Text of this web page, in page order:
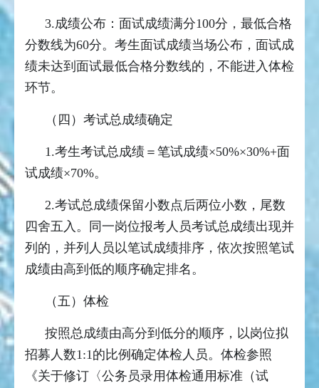
3.成绩公布：面试成绩满分100分，最低合格
分数线为60分。考生面试成绩当场公布，面试成
绩未达到面试最低合格分数线的，不能进入体检
环节。
（四）考试总成绩确定
1.考生考试总成绩＝笔试成绩×50%×30%+面
试成绩×70%。
2.考试总成绩保留小数点后两位小数，尾数
四舍五入。同一岗位报考人员考试总成绩出现并
列的，并列人员以笔试成绩排序，依次按照笔试
成绩由高到低的顺序确定排名。
（五）体检
按照总成绩由高分到低分的顺序，以岗位拟
招募人数1:1的比例确定体检人员。体检参照
《关于修订〈公务员录用体检通用标准（试